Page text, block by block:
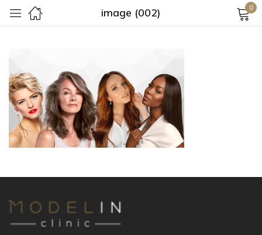
image (002) 0
Lembrar-me Senha perdida?
Criar uma conta